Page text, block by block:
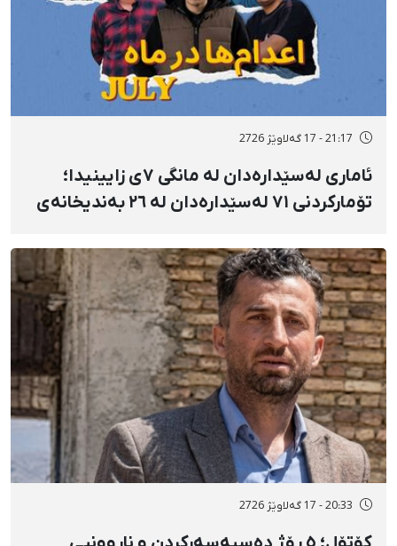
21:17 - 17 گەلاوێژ 2726
ئاماری لەسێدارەدان لە مانگی ٧ی زایینیدا؛
تۆمارکردنی ٧١ لەسێدارەدان لە ٢٦ بەندیخانەی
شوێنی نادیار و لەبەر چاوی خەڵکەوە
20:33 - 17 گەلاوێژ 2726